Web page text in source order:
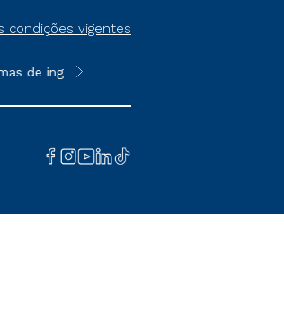
condições vigentes
ingresso, exceto na prova on-line ou
**Semipresencial é um formato do